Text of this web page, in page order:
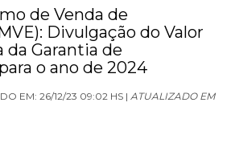
de Venda de
Divulgação do Valor
da Garantia de
o ano de 2024
EM: 26/12/23 09:02 HS | ATUALIZADO EM